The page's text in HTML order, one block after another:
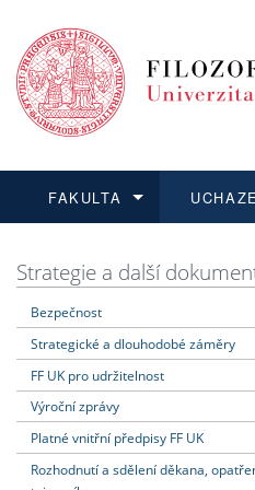
FAKULTA
Dozvědět se více
Podat přihlášku
Dozvědět se více
Dozvědět se více
Dozvědět se více
Strategie a další
Bezpečnost
Strategické a dlouhodobé záměry
FF UK pro udržitelnost
Výroční zprávy
Platné vnitřní předpisy FF UK
Rozhodnutí a sdělení děkana,